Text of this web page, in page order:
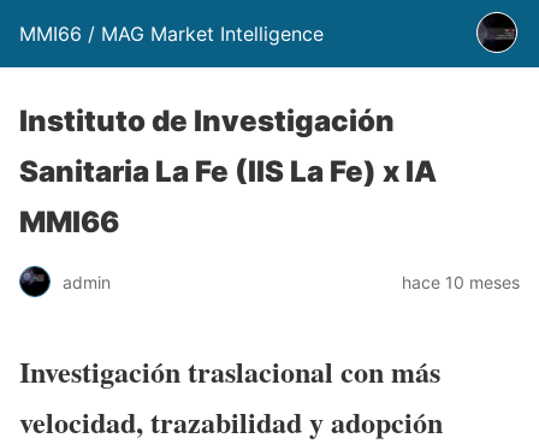
MMI66 / MAG Market Intelligence
Instituto de Investigación
Sanitaria La Fe (IIS La Fe) x IA
MMI66
admin hace 10 meses
Investigación traslacional con más
velocidad, trazabilidad y adopción